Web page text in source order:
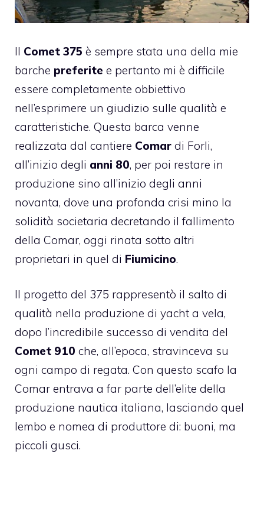
Il Comet 375 è sempre stata una della mie
barche preferite e pertanto mi è difficile
essere completamente obbiettivo
nell’esprimere un giudizio sulle qualità e
caratteristiche. Questa barca venne
realizzata dal cantiere Comar di Forli,
all’inizio degli anni 80, per poi restare in
produzione sino all’inizio degli anni
novanta, dove una profonda crisi mino la
solidità societaria decretando il fallimento
della Comar, oggi rinata sotto altri
proprietari in quel di Fiumicino.
Il progetto del 375 rappresentò il salto di
qualità nella produzione di yacht a vela,
dopo l’incredibile successo di vendita del
Comet 910 che, all’epoca, stravinceva su
ogni campo di regata. Con questo scafo la
Comar entrava a far parte dell’elite della
produzione nautica italiana, lasciando quel
lembo e nomea di produttore di: buoni, ma
piccoli gusci.